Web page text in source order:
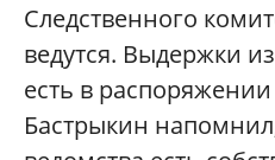
Следственного
ведутся. Выдержки
есть в
Бастрыкин